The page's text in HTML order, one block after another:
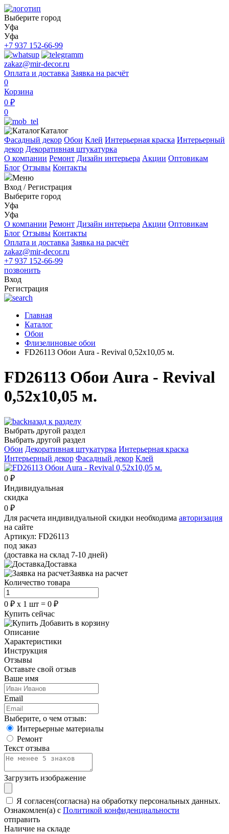
Выберите город
Уфа
Уфа
+7 937 152-66-99
zakaz@mir-decor.ru
Оплата и доставка Заявка на расчёт
0
Корзина
0 ₽
0
Каталог
Фасадный декор Обои Клей Интерьерная краска Интерьерный
декор Декоративная штукатурка
О компании Ремонт Дизайн интерьера Акции Оптовикам
Блог Отзывы Контакты
Меню
Вход /Регистрация
Выберите город
Уфа
Уфа
О компании Ремонт Дизайн интерьера Акции Оптовикам
Блог Отзывы Контакты
Оплата и доставка Заявка на расчёт
zakaz@mir-decor.ru
+7 937 152-66-99
позвонить
Вход
Регистрация
Главная
Каталог
Обои
Флизелиновые обои
FD26113 Обои Aura - Revival 0,52x10,05 м.
FD26113 Обои Aura - Revival
0,52x10,05 м.
назад к разделу
Выбрать другой раздел
Выбрать другой раздел
Обои Декоративная штукатурка Интерьерная краска
Интерьерный декор Фасадный декор Клей
0 ₽
Индивидуальная
скидка
0 ₽
Для расчета индивидуальной скидки необходима авторизация
на сайте
Артикул: FD26113
под заказ
(доставка на склад 7-10 дней)
Доставка
Заявка на расчет
Количество товара
0 ₽ х 1 шт = 0 ₽
Купить сейчас
Добавить в корзину
Описание
Характеристики
Инструкция
Отзывы
Оставьте свой отзыв
Ваше имя
Email
Выберите, о чем отзыв:
Интерьерные материалы
Ремонт
Текст отзыва
Загрузить изображение
Я согласен(согласна) на обработку персональных данных.
Ознакомлен(а) с Политикой конфиденциальности
отправить
Наличие на складе